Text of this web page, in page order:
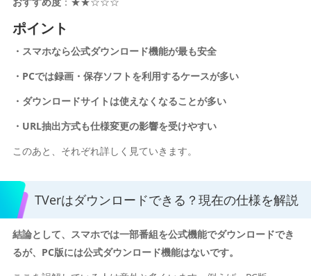
ポイント
・スマホなら公式ダウンロード機能が最も安全
・PCでは録画・保存ソフトを利用するケースが多い
・ダウンロードサイトは使えなくなることが多い
・URL抽出方式も仕様変更の影響を受けやすい
このあと、それぞれ詳しく見ていきます。
TVerはダウンロードできる？現在の仕様を解説
結論として、スマホでは一部番組を公式機能でダウンロードでき
るが、PC版には公式ダウンロード機能はないです。